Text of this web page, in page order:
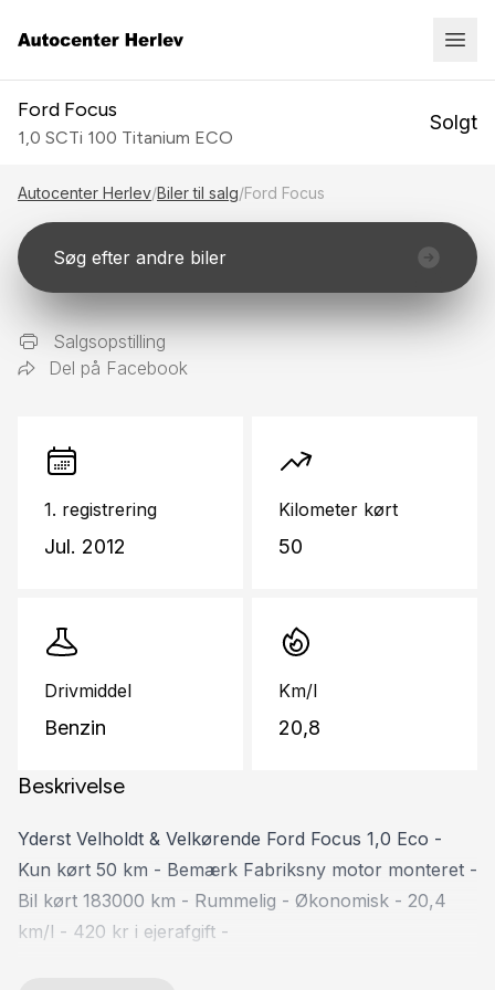
Ford Focus
1,0 SCTi 100 Titanium ECO
Solgt
Autocenter Herlev/Biler til salg/Ford Focus
Søg efter andre biler
Salgsopstilling
Del på Facebook
1. registrering
Jul. 2012
Kilometer kørt
50
Drivmiddel
Benzin
Km/l
20,8
Beskrivelse
Yderst Velholdt & Velkørende Ford Focus 1,0 Eco -
Kun kørt 50 km - Bemærk Fabriksny motor monteret -
Bil kørt 183000 km - Rummelig - Økonomisk - 20,4
km/l - 420 kr i ejerafgift -